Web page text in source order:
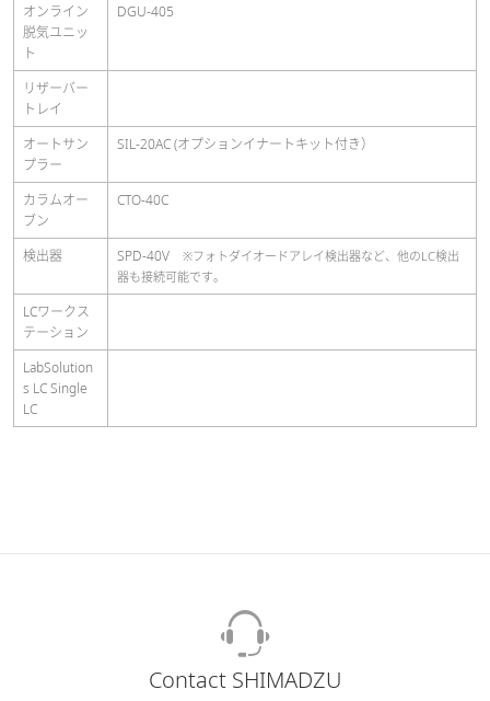
オンライン
脱気ユニッ
ト
DGU-405
リザーバー
トレイ
オートサン
プラー
SIL-20AC (オプションイナートキット付き）
カラムオー
ブン
CTO-40C
検出器 SPD-40V ※フォトダイオードアレイ検出器など、他のLC検出
器も接続可能です。
LCワークス
テーション
LabSolution
s LC Single
LC
Contact SHIMADZU